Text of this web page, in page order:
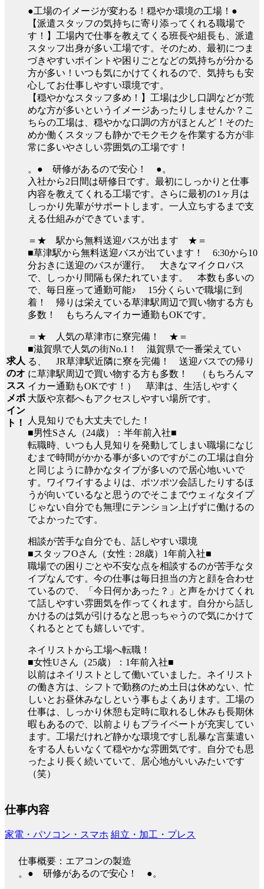
求人
のオ
スス
メポ
イン
ト！
●工場のイメージが変わる！穏やか環境の工場！●
【派遣スタッフの気持ちに寄り添ってくれる職場で
す！】工場内で仕事を教えてくる班長や組長も、派遣
スタッフ出身が多い工場です。そのため、最初につま
づきやすいポイントや困りごとなどの気持ちが分かる
方が多い！いつも気にかけてくれるので、気持ちも安
心してお仕事しやすい環境です。
【穏やかなスタッフ多め！】工場は少し口調などが荒
めな方が多いというイメージあったりしませんか？こ
ちらの工場は、穏やかな口調の方がほとんど！そのた
めか働くスタッフも静かでモクモクを作業する方が非
常に多いやさしい雰囲気の工場です！
。● 研修があるので安心！ ●。
入社から2日間は研修日です。最初にしっかりと仕事
内容を教えてくれる工場です。さらに最初の1ヶ月は
しっかり先輩がサポートします。一人立ちするまで支
える仕組みができています。
＝★ 駅から無料送迎バスが出ます ★＝
■草津駅から無料送迎バスが出ています！ 6:30から10
分おきに送迎のバスが運行。 大きなマイクロバス
で、しっかり間隔も保たれています。 本数も多いの
で、毎日座って通勤可能♪ 15分くらいで職場に到
着！ 帰りは栄えている草津駅周辺で買い物する方も
多数！ もちろんマイカー通勤もOKです。
＝★ 人気の草津市に寮完備！ ★＝
■滋賀県で人気の街No.1！ 滋賀県で一番栄えてい
る、 JR草津駅近隣に寮を完備！ 送迎バスでの帰り
に草津駅周辺で買い物する方も多数！ （もちろんマ
イカー通勤もOKです！） 草津は、生活しやすく
大阪や京都へもアクセスしやすい場所です。
人見知りでも大丈夫でした！
■男性Sさん（24歳）：半年前入社■
転職時、いつも人見知りを発動してしまい職場になじ
むまで時間がかかる事が多いのですがこの工場は自分
と同じように静かなタイプが多いので居心地いいで
す。ワイワイするよりは、ポツポツ会話したりするほ
うが向いているなと思うのでそこまでウェィなタイプ
じゃない自分でも無理にテンション上げずに働けるの
でよかったです。
相談が苦手な自分でも、話しやすい環境
■スタッフOさん（女性：28歳）1年前入社■
職場での困りごとや不安な点を相談するのが苦手なタ
イプなんです。今の仕事は毎日担当の方と顔を合わせ
ているので、「今日何かあった？」と声をかけてくれ
て話しやすい雰囲気を作ってくれます。自分から話し
かけるのは気が引けるなと思っちゃうので気にかけて
くれるととても嬉しいです。
ネイリストから工場へ転職！
■女性Uさん（25歳）：1年前入社■
以前はネイリストとして働いていました。ネイリスト
の働き方は、シフトで勤務のため土日は休めない、忙
しいとお昼休みなしという事もよくあります。工場の
仕事は、しっかり休憩も定時に取れるし休みも長期休
暇もあるので、以前よりもプライベートが充実してい
ます。工場だけれど静かな環境ですし乱暴な言葉遣い
をする人もいなくて穏やかな雰囲気です。自分でも思
ったより長く続いていて、居心地がいいみたいです
（笑）
仕事内容
家電・パソコン・スマホ 組立・加工・プレス
仕事概要：エアコンの製造
。● 研修があるので安心！ ●。